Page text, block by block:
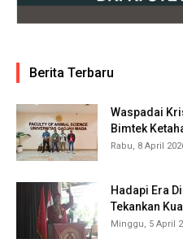
Berita Terbaru
Waspadai
Bimtek
Rabu, 8 April
Hadapi Era
Tekankan
Minggu, 5 April